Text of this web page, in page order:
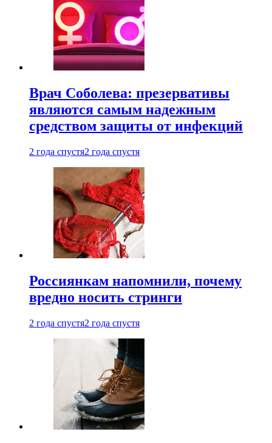
Врач Соболева: презервативы
являются самым надежным
средством защиты от инфекций
2 года спустя2 года спустя
Россиянкам напомнили, почему
вредно носить стринги
2 года спустя2 года спустя